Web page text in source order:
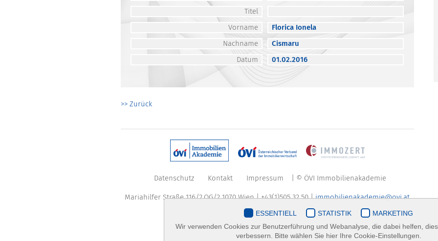
Titel
Vorname
Florica Ionela
Nachname
Cismaru
Datum
01.02.2016
>> Zurück
Datenschutz Kontakt Impressum | © ÖVI Immobilienakademie
Mariahilfer Straße 116/2.OG/2 1070 Wien | +43(1)505 32 50 |immobilienakademie@ovi.at
ESSENTIELL STATISTIK
MARKETING
Wir verwenden Cookies zur Benutzerführung und Webanalyse, die dabei helfen,
verbessern. Bitte wählen Sie hier Ihre Cookie-Einstellungen.